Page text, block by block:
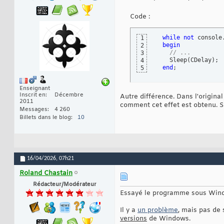
Enseignant
Inscrit en
Décembre
2011
Messages
4 260
Billets dans le blog
10
Code :
1
2
3
4
5
while not
begin
// ...
    Sleep
(CDelay) ;
end ;
Autre différence. Dans
comment cet effet est obtenu.
16/04/2026, 07h21
Roland Chastain
Rédacteur/Modérateur
Essayé le programme sous
Il y a un problème, mais pas de
versions de Windows.